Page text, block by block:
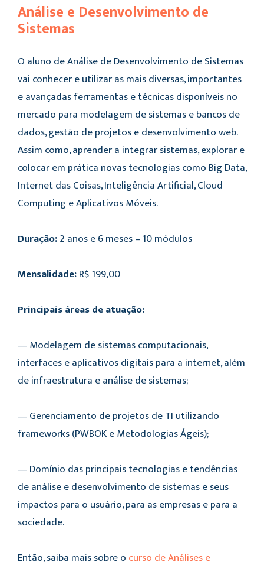
Análise e Desenvolvimento de
Sistemas
O aluno de Análise de Desenvolvimento de Sistemas
vai conhecer e utilizar as mais diversas, importantes
e avançadas ferramentas e técnicas disponíveis no
mercado para modelagem de sistemas e bancos de
dados, gestão de projetos e desenvolvimento web.
Assim como, aprender a integrar sistemas, explorar e
colocar em prática novas tecnologias como Big Data,
Internet das Coisas, Inteligência Artificial, Cloud
Computing e Aplicativos Móveis.
Duração:2 anos e 6 meses – 10 módulos
Mensalidade:R$ 199,00
Principais áreas de atuação:
— Modelagem de sistemas computacionais,
interfaces e aplicativos digitais para a internet, além
de infraestrutura e análise de sistemas;
— Gerenciamento de projetos de TI utilizando
frameworks (PWBOK e Metodologias Ágeis);
— Domínio das principais tecnologias e tendências
de análise e desenvolvimento de sistemas e seus
impactos para o usuário, para as empresas e para a
sociedade.
Então, saiba mais sobre o curso de Análises e